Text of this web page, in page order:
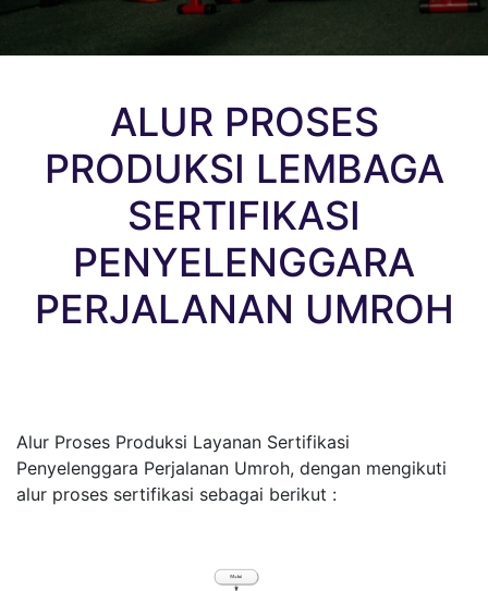
ALUR PROSES
PRODUKSI LEMBAGA
SERTIFIKASI
PENYELENGGARA
PERJALANAN UMROH
Alur Proses Produksi Layanan Sertifikasi
Penyelenggara Perjalanan Umroh, dengan mengikuti
alur proses sertifikasi sebagai berikut :